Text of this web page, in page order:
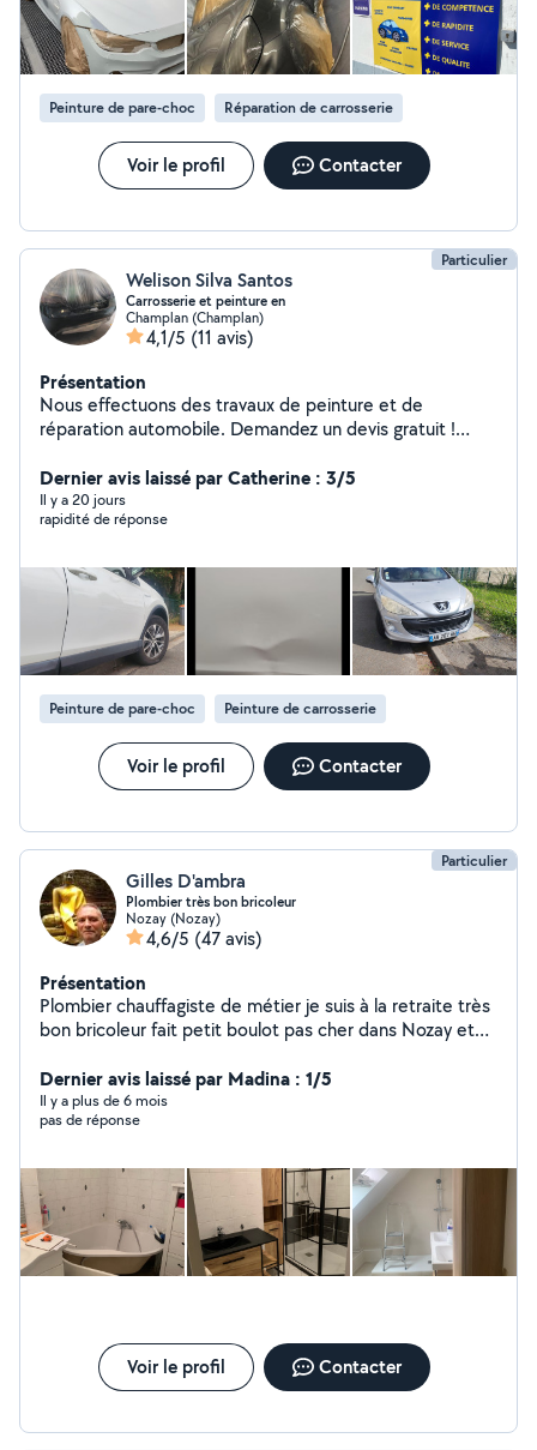
Peinture de pare-choc Réparation de carrosserie
Voir le profil Contacter
Particulier
Welison Silva Santos
Carrosserie et peinture en
Champlan (Champlan)
4,1/5 (11 avis)
Présentation
Nous effectuons des travaux de peinture et de
réparation automobile. Demandez un devis gratuit !
Contactez-nous, nous la réparerons !
Dernier avis laissé par Catherine : 3/5
Il y a 20 jours
rapidité de réponse
Peinture de pare-choc Peinture de carrosserie
Voir le profil Contacter
Particulier
Gilles D'ambra
Plombier très bon bricoleur
Nozay (Nozay)
4,6/5 (47 avis)
Présentation
Plombier chauffagiste de métier je suis à la retraite très
bon bricoleur fait petit boulot pas cher dans Nozay et
Dernier avis laissé par Madina : 1/5
Il y a plus de 6 mois
pas de réponse
Voir le profil Contacter